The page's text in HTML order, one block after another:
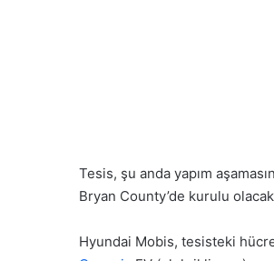
Tesis, şu anda yapım
Bryan County’de kurulu
Hyundai Mobis, tesisteki